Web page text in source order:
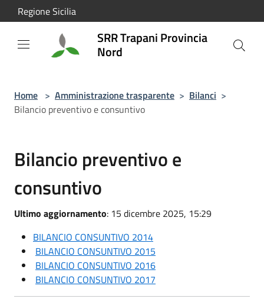
Salta al contenuto principale
Regione Sicilia
SRR Trapani Provincia
Nord
Home > Amministrazione trasparente > Bilanci >
Bilancio preventivo e consuntivo
Bilancio preventivo e
consuntivo
Ultimo aggiornamento: 15 dicembre 2025, 15:29
BILANCIO CONSUNTIVO 2014
BILANCIO CONSUNTIVO 2015
BILANCIO CONSUNTIVO 2016
BILANCIO CONSUNTIVO 2017